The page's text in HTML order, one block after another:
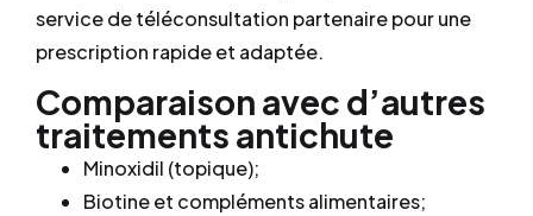
service de téléconsultation partenaire pour une
prescription rapide et adaptée.
Comparaison avec d’autres
traitements antichute
Minoxidil (topique);
Biotine et compléments alimentaires;